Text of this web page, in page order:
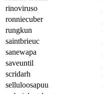
rinoviruso
ronniecuber
rungkun
saintbrieuc
sanewapa
saveuntil
scridarh
selluloosapuu